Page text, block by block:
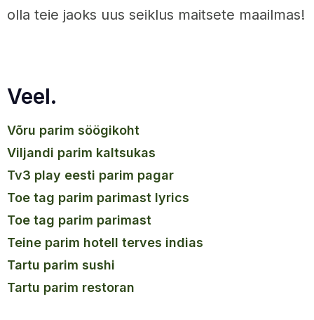
olla teie jaoks uus seiklus maitsete maailmas!
Veel.
võru parim söögikoht
viljandi parim kaltsukas
tv3 play eesti parim pagar
toe tag parim parimast lyrics
toe tag parim parimast
teine parim hotell terves indias
tartu parim sushi
tartu parim restoran